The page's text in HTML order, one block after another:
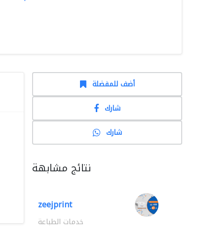
أضف للمفضلة
شارك
شارك
نتائج مشابهة
zeejprint
خدمات الطباعة